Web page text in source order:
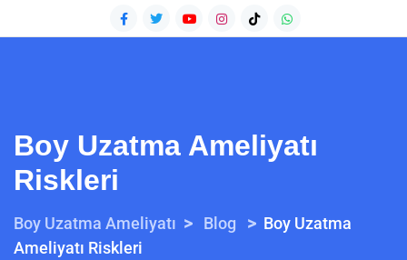
Boy Uzatma Ameliyatı
Riskleri
Boy Uzatma Ameliyatı > Blog > Boy Uzatma
Ameliyatı Riskleri